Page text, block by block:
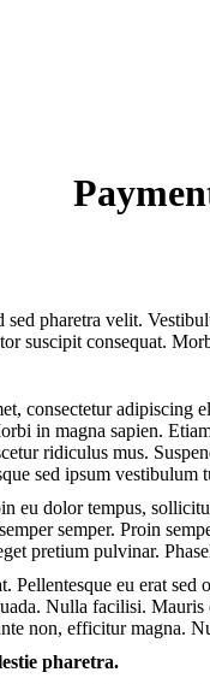
pharetra velit.
suscipit consequat.
consectetur adipiscing
in magna sapien.
ridiculus mus.
sed ipsum
eu dolor tempus,
semper. Proin
pretium pulvinar.
Pellentesque eu erat
Nulla facilisi.
non, efficitur magna.
pharetra.